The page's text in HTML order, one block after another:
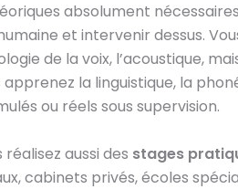
absolument
et intervenir dessus.
de la voix, l’acoustique,
la linguistique, la
ou réels sous supervision.
aussi des stages
cabinets privés, écoles